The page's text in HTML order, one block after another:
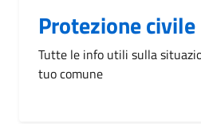
Protezione civile
Tutte le info utili sulla
tuo comune